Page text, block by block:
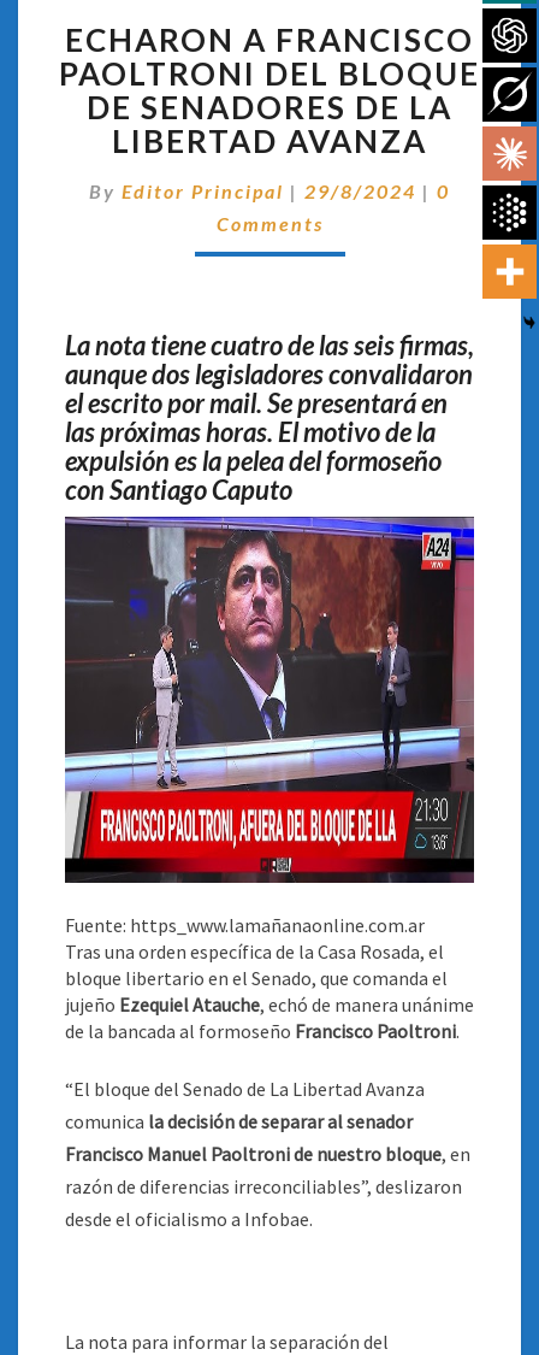
FRANCISCO
PAOLTRONI
DEL
BLOQUE
SENADORES
DE
LA
ECHARON A FRANCISCO
PAOLTRONI DEL BLOQUE
DE SENADORES DE LA
LIBERTAD AVANZA
By Editor Principal | 29/8/2024 | 0
Comments
La nota tiene cuatro de las seis firmas,
aunque dos legisladores convalidaron
el escrito por mail. Se presentará en
las próximas horas. El motivo de la
expulsión es la pelea del formoseño
con Santiago Caputo
Fuente: https_www.lamañanaonline.com.ar
Tras una orden específica de la Casa Rosada, el
bloque libertario en el Senado, que comanda el
jujeño Ezequiel Atauche, echó de manera unánime
de la bancada al formoseño Francisco Paoltroni.
“El bloque del Senado de La Libertad Avanza
comunica la decisión de separar al senador
Francisco Manuel Paoltroni de nuestro bloque, en
razón de diferencias irreconciliables”, deslizaron
desde el oficialismo a Infobae.
La nota para informar la separación del